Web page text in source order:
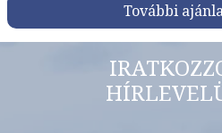
További